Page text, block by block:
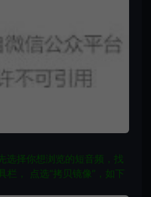
选择你想浏览的短音频，找
栏， 点选“拷贝镜像”，如下